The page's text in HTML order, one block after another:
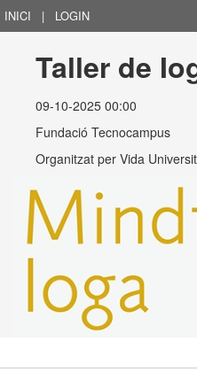
INICI | LOGIN
Taller de
09-10-2025 00:00
Fundació Tecnocampus
Organitzat per Vida